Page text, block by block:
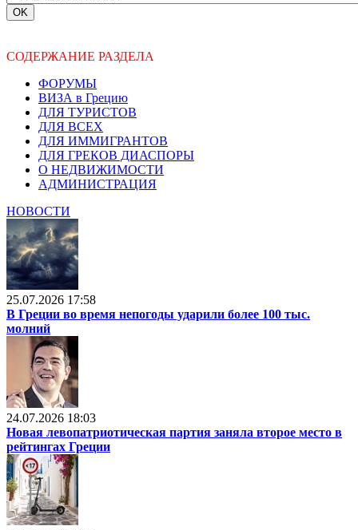
СОДЕРЖАНИЕ РАЗДЕЛА
ФОРУМЫ
ВИЗА в Грецию
ДЛЯ ТУРИСТОВ
ДЛЯ ВСЕХ
ДЛЯ ИММИГРАНТОВ
ДЛЯ ГРЕКОВ ДИАСПОРЫ
О НЕДВИЖИМОСТИ
АДМИНИСТРАЦИЯ
НОВОСТИ
25.07.2026 17:58
В Греции во время непогоды ударили более 100 тыс.
молний
24.07.2026 18:03
Новая левопатриотическая партия заняла второе место в
рейтингах Греции